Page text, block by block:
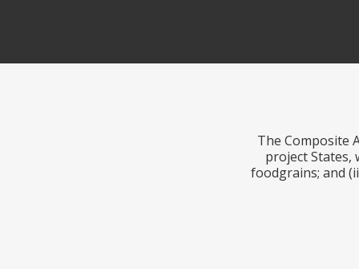
The Composite
project States,
foodgrains; and